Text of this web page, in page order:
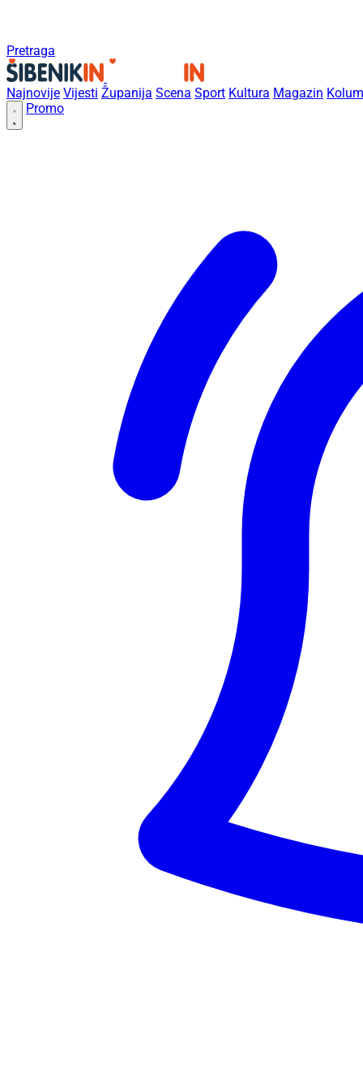
Pretraga
Najnovije Vijesti Županija Scena Sport Kultura Magazin
Promo